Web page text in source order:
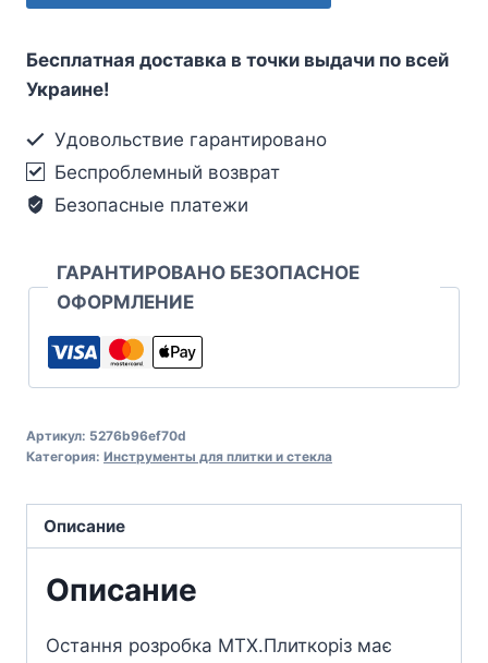
Бесплатная доставка в точки выдачи по всей
Украине!
Удовольствие гарантировано
Беспроблемный возврат
Безопасные платежи
ГАРАНТИРОВАНО БЕЗОПАСНОЕ
ОФОРМЛЕНИЕ
Артикул: 5276b96ef70d
Категория: Инструменты для плитки и стекла
Описание
Описание
Остання розробка MТХ.Плиткоріз має